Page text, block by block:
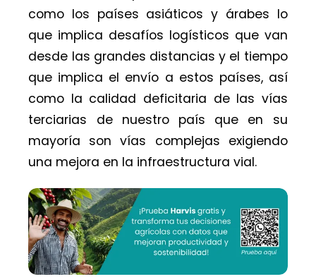
como los países asiáticos y árabes lo
que implica desafíos logísticos que van
desde las grandes distancias y el tiempo
que implica el envío a estos países, así
como la calidad deficitaria de las vías
terciarias de nuestro país que en su
mayoría son vías complejas exigiendo
una mejora en la infraestructura vial.